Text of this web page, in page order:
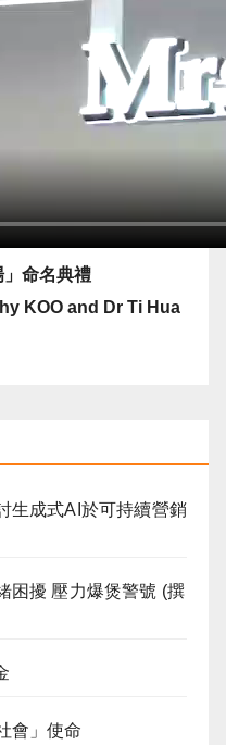
命名典禮
KOO and Dr Ti Hua
生成式AI於可持續營銷
困擾 壓力爆煲警號 (撰
會」使命